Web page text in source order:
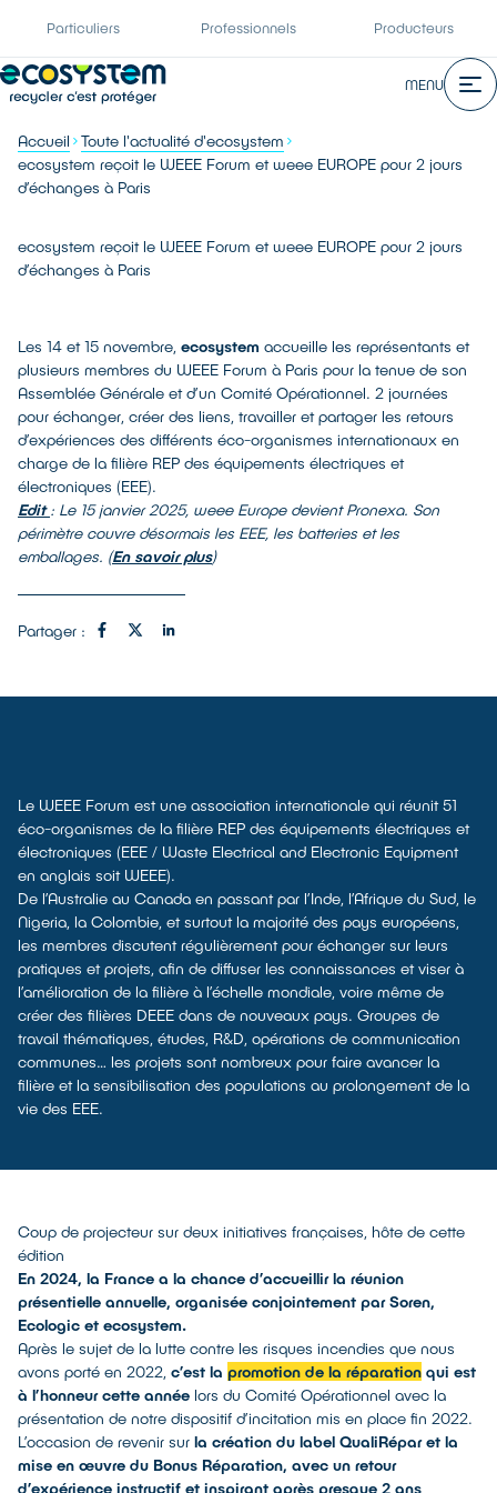
Particuliers Professionnels Producteurs
MENU
Accueil
Toute l'actualité d'ecosystem
ecosystem reçoit le WEEE Forum et weee EUROPE pour 2 jours
d’échanges à Paris
ecosystem reçoit le WEEE Forum et weee EUROPE pour 2 jours
d’échanges à Paris
Les 14 et 15 novembre, ecosystem accueille les représentants et
plusieurs membres du WEEE Forum à Paris pour la tenue de son
Assemblée Générale et d’un Comité Opérationnel. 2 journées
pour échanger, créer des liens, travailler et partager les retours
d’expériences des différents éco-organismes internationaux en
charge de la filière REP des équipements électriques et
électroniques (EEE).
Edit: Le 15 janvier 2025, weee Europe devient Pronexa. Son
périmètre couvre désormais les EEE, les batteries et les
emballages. (En savoir plus)
Partager :
Le WEEE Forum est une association internationale qui réunit 51
éco-organismes de la filière REP des équipements électriques et
électroniques (EEE / Waste Electrical and Electronic Equipment
en anglais soit WEEE).
De l’Australie au Canada en passant par l’Inde, l’Afrique du Sud, le
Nigeria, la Colombie, et surtout la majorité des pays européens,
les membres discutent régulièrement pour échanger sur leurs
pratiques et projets, afin de diffuser les connaissances et viser à
l’amélioration de la filière à l’échelle mondiale, voire même de
créer des filières DEEE dans de nouveaux pays. Groupes de
travail thématiques, études, R&D, opérations de communication
communes… les projets sont nombreux pour faire avancer la
filière et la sensibilisation des populations au prolongement de la
vie des EEE.
Coup de projecteur sur deux initiatives françaises, hôte de cette
édition
En 2024, la France a la chance d’accueillir la réunion
présentielle annuelle, organisée conjointement par Soren,
Ecologic et ecosystem.
Après le sujet de la lutte contre les risques incendies que nous
avons porté en 2022, c’est la promotion de la réparation qui est
à l’honneur cette année lors du Comité Opérationnel avec la
présentation de notre dispositif d’incitation mis en place fin 2022.
L’occasion de revenir sur la création du label QualiRépar et la
mise en œuvre du Bonus Réparation, avec un retour
d’expérience instructif et inspirant après presque 2 ans